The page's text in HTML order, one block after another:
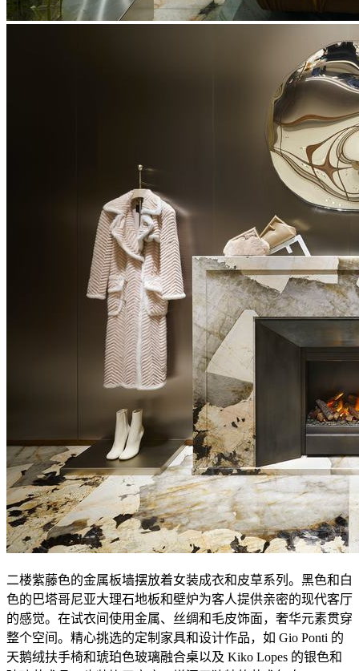
二楼紫藤色的金属板墙摆放着女装成衣和皮草系列。黑色和白
色的巴塔哥尼亚大理石地板和壁炉为客人提供亲密的现代客厅
的感觉。在试衣间使用金属、丝绸和毛皮饰面，奢华元素贯穿
整个空间。精心挑选的定制家具和设计作品，如 Gio Ponti 的
天鹅绒扶手椅和琥珀色玻璃融合桌以及 Kiko Lopes 的银色和